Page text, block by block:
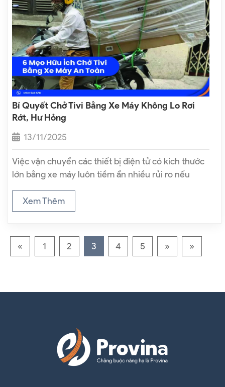
Bí Quyết Chở Tivi Bằng Xe Máy Không Lo Rơi
Rớt, Hư Hỏng
13/11/2025
Việc vận chuyển các thiết bị điện tử có kích thước
lớn bằng xe máy luôn tiềm ẩn nhiều rủi ro nếu
bằng xe máy là tình huống khá phổ biến…
Xem Thêm
« 1 2 3 4 5 » »